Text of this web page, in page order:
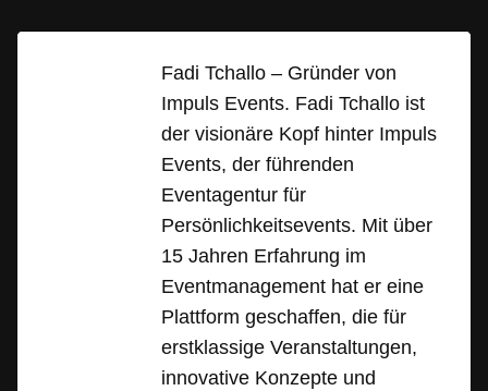
Fadi Tchallo – Gründer von
Impuls Events. Fadi Tchallo ist
der visionäre Kopf hinter Impuls
Events, der führenden
Eventagentur für
Persönlichkeitsevents. Mit über
15 Jahren Erfahrung im
Eventmanagement hat er eine
Plattform geschaffen, die für
erstklassige Veranstaltungen,
innovative Konzepte und